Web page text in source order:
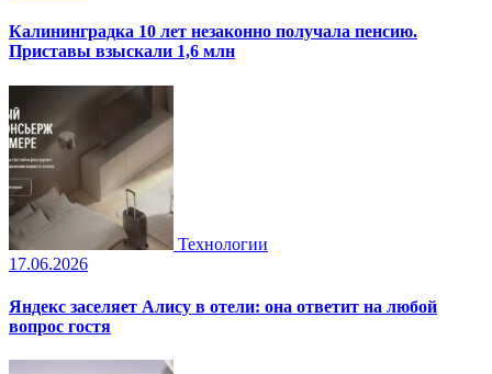
Калининградка 10 лет незаконно получала пенсию.
Приставы взыскали 1,6 млн
Технологии
17.06.2026
Яндекс заселяет Алису в отели: она ответит на любой
вопрос гостя